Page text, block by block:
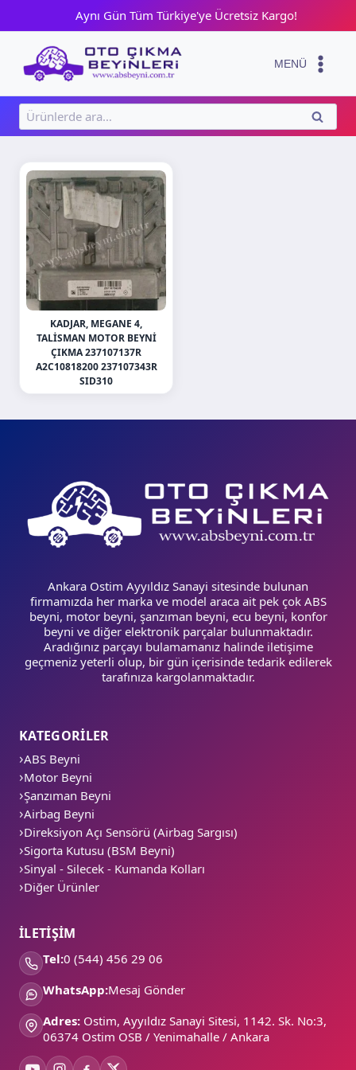
content
Aynı Gün Tüm Türkiye'ye Ücretsiz Kargo!
MENÜ
Ara:
ARA
KADJAR, MEGANE 4,
TALISMAN MOTOR BEYNI
ÇIKMA 237107137R
A2C10818200 237107343R
SID310
Ankara Ostim Ayyıldız Sanayi sitesinde bulunan
firmamızda her marka ve model araca ait pek çok ABS
beyni, motor beyni, şanzıman beyni, ecu beyni, konfor
beyni ve diğer elektronik parçalar bulunmaktadır.
Aradığınız parçayı bulamamanız halinde iletişime
geçmeniz yeterli olup, bir gün içerisinde tedarik edilerek
tarafınıza kargolanmaktadır.
KATEGORİLER
ABS Beyni
Motor Beyni
Şanzıman Beyni
Airbag Beyni
Direksiyon Açı Sensörü (Airbag Sargısı)
Sigorta Kutusu (BSM Beyni)
Sinyal - Silecek - Kumanda Kolları
Diğer Ürünler
İLETİŞİM
Tel:0 (544) 456 29 06
WhatsApp:Mesaj Gönder
Adres: Ostim, Ayyıldız Sanayi Sitesi, 1142. Sk. No:3,
06374 Ostim OSB / Yenimahalle / Ankara